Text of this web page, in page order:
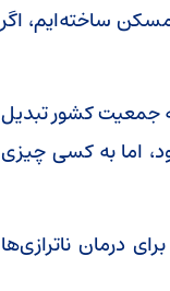
ساخته‌ایم، اگر
جمعیت کشور تبدیل
اما به کسی چیزی
درمان ناترازی‌ها